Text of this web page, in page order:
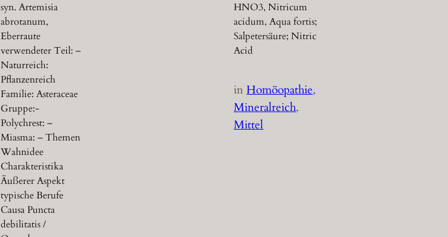
syn. Artemisia
abrotanum,
Eberraute
verwendeter Teil: –
Naturreich:
Pflanzenreich
Familie: Asteraceae
Gruppe:-
Polychrest: –
Miasma: – Themen
Wahnidee
Charakteristika
Äußerer Aspekt
typische Berufe
Causa Puncta
debilitatis /
HNO3, Nitricum
acidum, Aqua fortis;
Salpetersäure; Nitric
Acid
inHomöopathie
Mineralreich
Mittel